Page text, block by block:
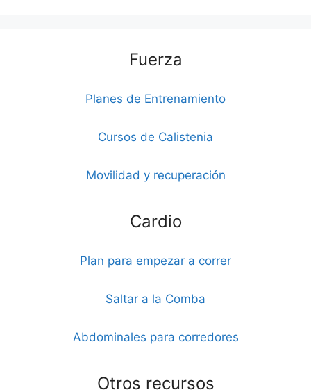
Fuerza
Planes de Entrenamiento
Cursos de Calistenia
Movilidad y recuperación
Cardio
Plan para empezar a correr
Saltar a la Comba
Abdominales para corredores
Otros recursos